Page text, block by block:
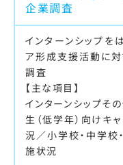
企業調査
インターンシップを
ア形成支援活動に
調査
【主な項目】
インターンシップそ
生（低学年）向けキ
況／小学校・中学校
施状況